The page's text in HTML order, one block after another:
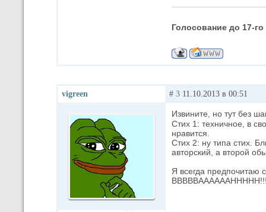
Голосование до 17-
vigreen # 3 11.10.2013 в 00:51
Извините, но тут без
Стих 1: техничное, в
нравится.
Стих 2: ну типа стих.
авторский, а второй
Я всегда предпочитаю